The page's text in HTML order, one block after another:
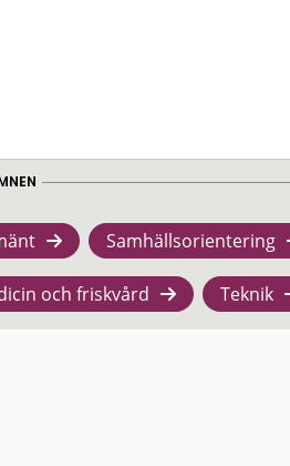
Samhällsorientering
och friskvård Teknik